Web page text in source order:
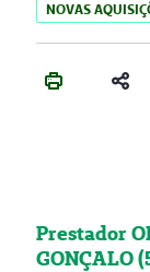
NOVAS
Prestador
GONÇALO